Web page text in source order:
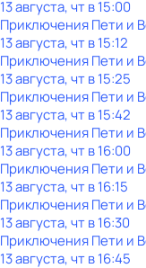
13 августа, чт в 15:00
Приключения Пети и
13 августа, чт в 15:12
Приключения Пети и
13 августа, чт в 15:25
Приключения Пети и
13 августа, чт в 15:42
Приключения Пети и
13 августа, чт в 16:00
Приключения Пети и
13 августа, чт в 16:15
Приключения Пети и
13 августа, чт в 16:30
Приключения Пети и
13 августа, чт в 16:45